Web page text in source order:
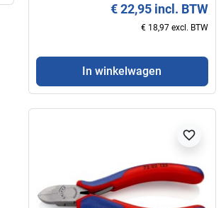
€ 22,95 incl. BTW
€ 18,97 excl. BTW
In winkelwagen
favorite_border